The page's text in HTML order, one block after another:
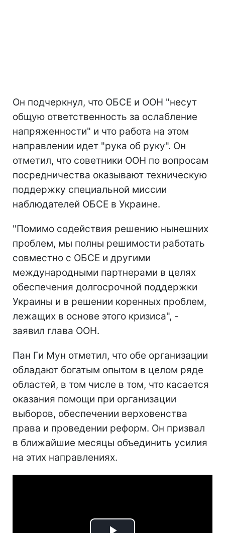
Он подчеркнул, что ОБСЕ и ООН "несут
общую ответственность за ослабление
напряженности" и что работа на этом
направлении идет "рука об руку". Он
отметил, что советники ООН по вопросам
посредничества оказывают техническую
поддержку специальной миссии
наблюдателей ОБСЕ в Украине.
"Помимо содействия решению нынешних
проблем, мы полны решимости работать
совместно с ОБСЕ и другими
международными партнерами в целях
обеспечения долгосрочной поддержки
Украины и в решении коренных проблем,
лежащих в основе этого кризиса", -
заявил глава ООН.
Пан Ги Мун отметил, что обе организации
обладают богатым опытом в целом ряде
областей, в том числе в том, что касается
оказания помощи при организации
выборов, обеспечении верховенства
права и проведении реформ. Он призвал
в ближайшие месяцы объединить усилия
на этих направлениях.